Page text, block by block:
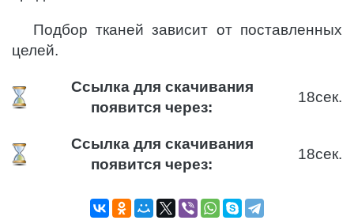
Подбор тканей зависит от поставленных
целей.
Ссылка для скачивания
появится через:
18сек.
Ссылка для скачивания
появится через:
18сек.